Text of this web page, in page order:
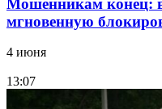
мгновенную
4 июня
13:07